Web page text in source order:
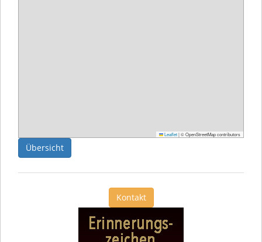
Leaflet|© OpenStreetMap contributors
Übersicht
Kontakt